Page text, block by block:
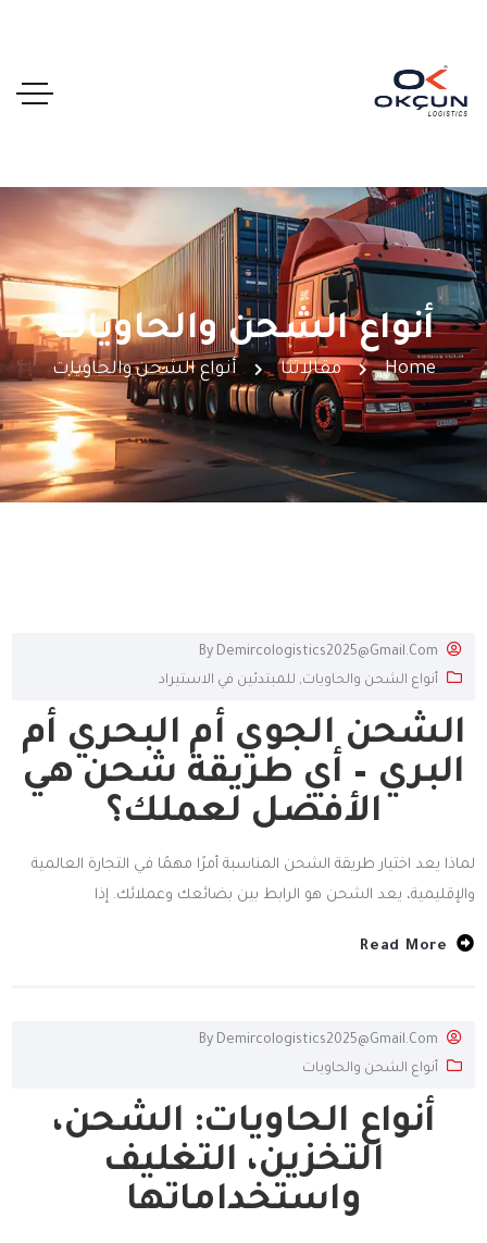
أنواع الشحن والحاويات
Home مقالاتنا أنواع الشحن والحاويات
By Demircologistics2025@gmail.com
أنواع الشحن والحاويات, للمبتدئين في الاستيراد
الشحن الجوي أم البحري أم
البري – أي طريقة شحن هي
الأفضل لعملك؟
لماذا يعد اختيار طريقة الشحن المناسبة أمرًا مهمًا في التجارة العالمية
والإقليمية، يعد الشحن هو الرابط بين بضائعك وعملائك. إذا
Read More
By Demircologistics2025@gmail.com
أنواع الشحن والحاويات
أنواع الحاويات: الشحن،
التخزين، التغليف
واستخداماتها